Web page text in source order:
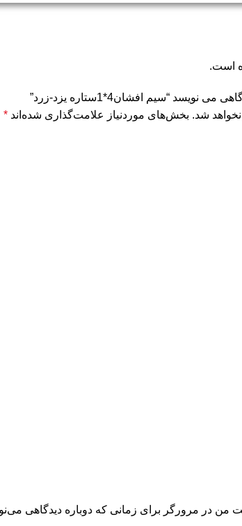
است.
“سیم افشان4*1ستاره یزد-زرد”
شد. بخش‌های موردنیاز علامت‌گذاری شده‌اند *
من در مرورگر برای زمانی که دوباره دیدگاهی